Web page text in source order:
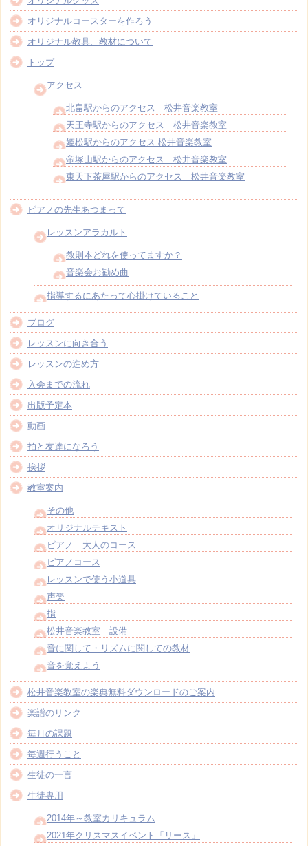
オリジナルコースターを作ろう
オリジナル教具、教材について
トップ
アクセス
北畠駅からのアクセス 松井音楽教室
天王寺駅からのアクセス 松井音楽教室
姫松駅からのアクセス 松井音楽教室
帝塚山駅からのアクセス 松井音楽教室
東天下茶屋駅からのアクセス 松井音楽教室
ピアノの先生あつまって
レッスンアラカルト
教則本どれを使ってますか？
音楽会お勧め曲
指導するにあたって心掛けていること
ブログ
レッスンに向き合う
レッスンの進め方
入会までの流れ
出版予定本
動画
拍と友達になろう
挨拶
教室案内
その他
オリジナルテキスト
ピアノ 大人のコース
ピアノコース
レッスンで使う小道具
声楽
指
松井音楽教室 設備
音に関して・リズムに関しての教材
音を覚えよう
松井音楽教室の楽典無料ダウンロードのご案内
楽譜のリンク
毎月の課題
毎週行うこと
生徒の一言
生徒専用
2014年～教室カリキュラム
2021年クリスマスイベント「リース」